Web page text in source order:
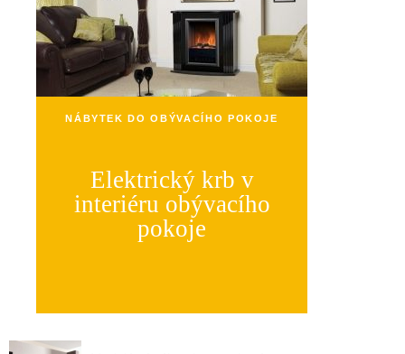
NÁBYTEK DO OBÝVACÍHO POKOJE
Elektrický krb v
interiéru obývacího
pokoje